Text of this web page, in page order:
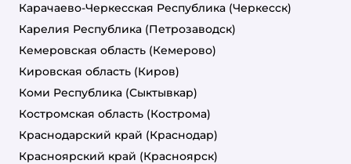
Карачаево-Черкесская Республика (Черкесск)
Карелия Республика (Петрозаводск)
Кемеровская область (Кемерово)
Кировская область (Киров)
Коми Республика (Сыктывкар)
Костромская область (Кострома)
Краснодарский край (Краснодар)
Красноярский край (Красноярск)